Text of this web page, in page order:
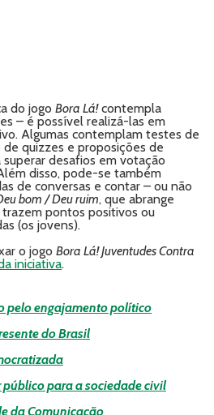
do jogo Bora Lá!contempla
– é possível realizá-las em
Algumas contemplam testes de
quizzes e proposições de
desafios em votação
disso, pode-se também
de conversas e contar – ou não
bom / Deu ruim, que abrange
pontos positivos ou
(os jovens).
o jogo Bora Lá! Juventudes Contra
iniciativa.
pelo engajamento político
do Brasil
público para a sociedade civil
da Comunicação